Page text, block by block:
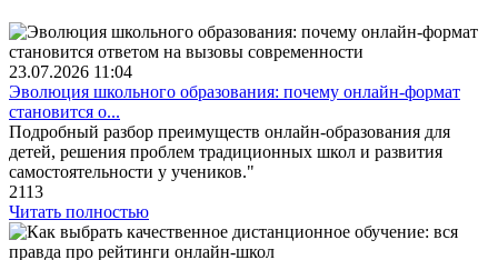
23.07.2026 11:04
Эволюция школьного образования: почему онлайн-формат
становится о...
Подробный разбор преимуществ онлайн-образования для
детей, решения проблем традиционных школ и развития
самостоятельности у учеников."
2113
Читать полностью